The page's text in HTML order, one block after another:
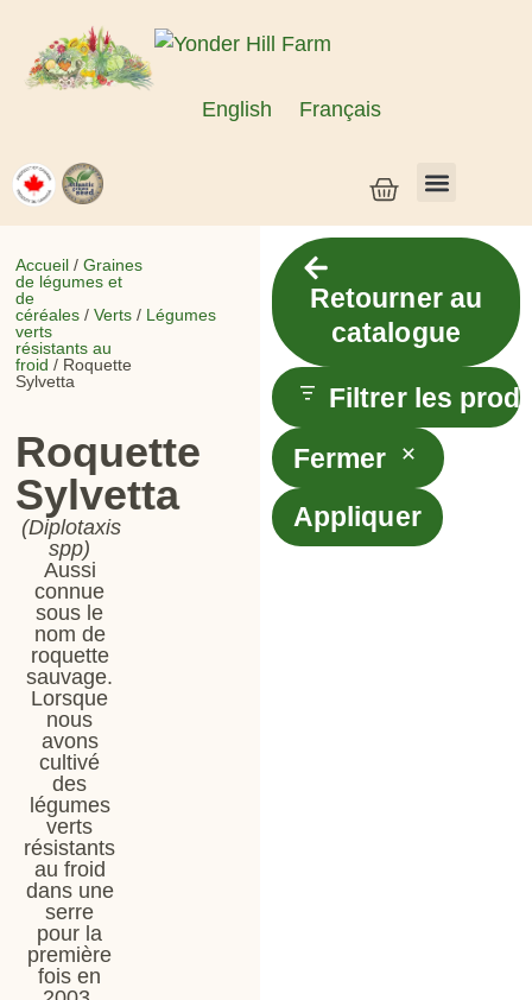
English Français
Accueil /Graines
de légumes et
de
céréales /Verts / Légumes
verts
résistants au
froid / Roquette
Sylvetta
Roquette
Sylvetta
(Diplotaxis
spp)
Aussi
connue
sous le
nom de
roquette
sauvage.
Lorsque
nous
avons
cultivé
des
légumes
verts
résistants
au froid
dans une
serre
pour la
première
fois en
Retourner au
catalogue
Filtrer les
Fermer
Appliquer